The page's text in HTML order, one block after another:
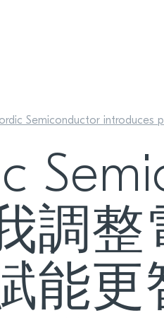
Semiconductor introduces
調整
能更